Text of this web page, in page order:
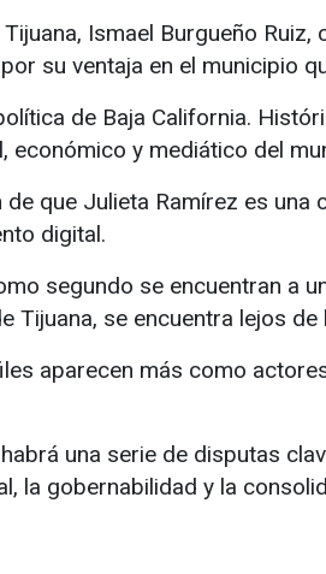
Ismael Burgueño
su ventaja en el municipio
de Baja California.
económico y mediático del
que Julieta Ramírez es
digital.
segundo se encuentran a
Tijuana, se encuentra lejos de
aparecen más como
una serie de disputas
la gobernabilidad y la